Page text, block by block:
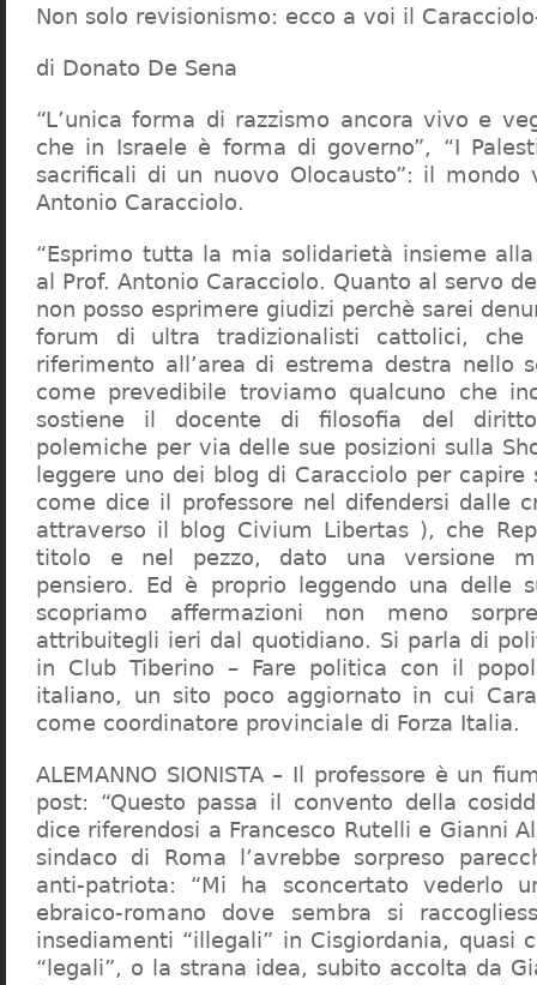
Non solo revisionismo: ecco a voi il
di Donato De Sena
“L’unica forma di razzismo ancora vivo e
che in Israele è forma di governo”, “I
sacrificali di un nuovo Olocausto”: il mondo
Antonio Caracciolo.
“Esprimo tutta la mia solidarietà insieme
al Prof. Antonio Caracciolo. Quanto al servo
non posso esprimere giudizi perchè sarei
forum di ultra tradizionalisti cattolici,
riferimento all’area di estrema destra nello
come prevedibile troviamo qualcuno che
sostiene il docente di filosofia del
polemiche per via delle sue posizioni sulla
leggere uno dei blog di Caracciolo per
come dice il professore nel difendersi dalle
attraverso il blog Civium Libertas ), che
titolo e nel pezzo, dato una versione
pensiero. Ed è proprio leggendo una delle
scopriamo affermazioni non meno
attribuitegli ieri dal quotidiano. Si parla di
in Club Tiberino – Fare politica con il
italiano, un sito poco aggiornato in cui
come coordinatore provinciale di Forza Italia.
ALEMANNO SIONISTA – Il professore è un
post: “Questo passa il convento della
dice riferendosi a Francesco Rutelli e Gianni
sindaco di Roma l’avrebbe sorpreso
anti-patriota: “Mi ha sconcertato vederlo
ebraico-romano dove sembra si
insediamenti “illegali” in Cisgiordania, quasi
“legali”, o la strana idea, subito accolta da